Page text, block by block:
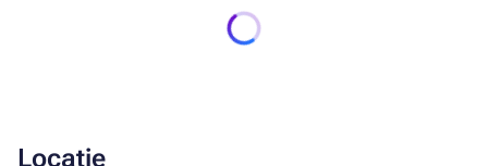
Locație